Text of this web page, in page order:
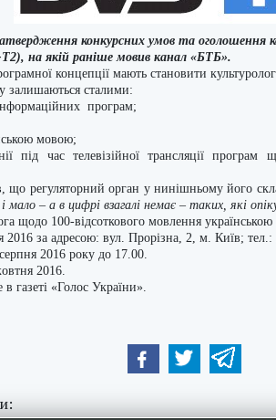
конкурсних умов та оголошення
на якій раніше мовив канал «БТБ».
концепції мають становити
залишаються сталими:
програм;
мовою;
під час телевізійної трансляції
що регуляторний орган у нинішньому його
– а в цифрі взагалі немає – таких, які
щодо 100-відсоткового мовлення
2016 за адресою: вул. Прорізна, 2, м. Київ;
2016 року до 17.00.
2016.
газеті «Голос України».